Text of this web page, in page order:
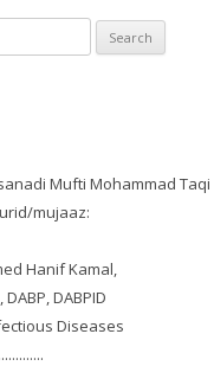
Mufti Mohammad Taqi
mujaaz:
Hanif Kamal,
DABP, DABPID
Diseases